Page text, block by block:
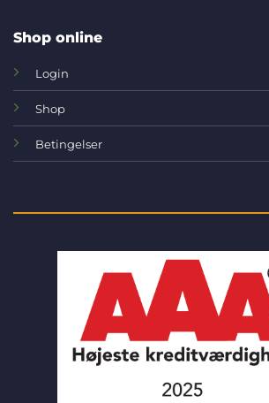
Shop online
Login
Shop
Betingelser